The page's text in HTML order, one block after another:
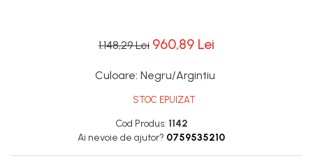
1.148,29 Lei 960,89 Lei
Culoare: Negru/Argintiu
STOC EPUIZAT
Cod Produs: 1142
Ai nevoie de ajutor? 0759535210